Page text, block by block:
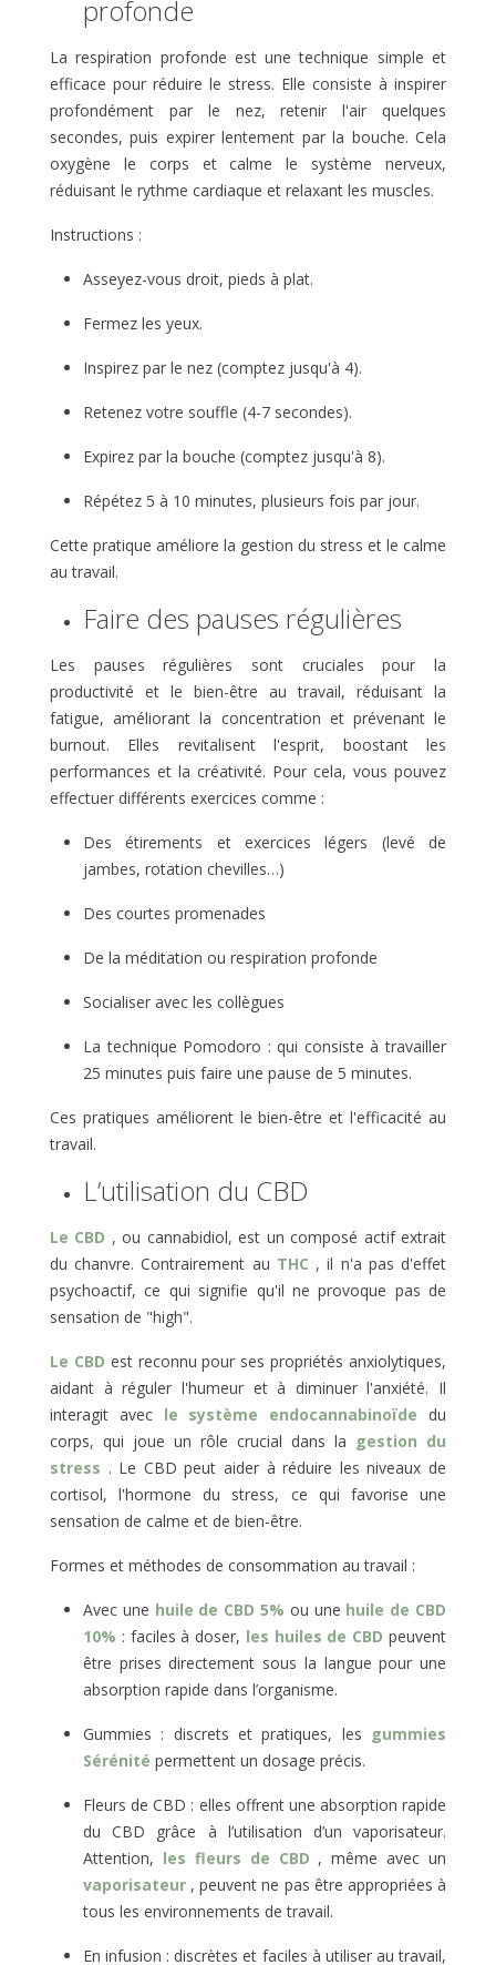
profonde
La respiration profonde est une technique simple et
efficace pour réduire le stress. Elle consiste à inspirer
profondément par le nez, retenir l'air quelques
secondes, puis expirer lentement par la bouche. Cela
oxygène le corps et calme le système nerveux,
réduisant le rythme cardiaque et relaxant les muscles.
Instructions :
Asseyez-vous droit, pieds à plat.
Fermez les yeux.
Inspirez par le nez (comptez jusqu'à 4).
Retenez votre souffle (4-7 secondes).
Expirez par la bouche (comptez jusqu'à 8).
Répétez 5 à 10 minutes, plusieurs fois par jour.
Cette pratique améliore la gestion du stress et le calme
au travail.
Faire des pauses régulières
Les pauses régulières sont cruciales pour la
productivité et le bien-être au travail, réduisant la
fatigue, améliorant la concentration et prévenant le
burnout. Elles revitalisent l'esprit, boostant les
performances et la créativité. Pour cela, vous pouvez
effectuer différents exercices comme :
Des étirements et exercices légers (levé de
jambes, rotation chevilles…)
Des courtes promenades
De la méditation ou respiration profonde
Socialiser avec les collègues
La technique Pomodoro : qui consiste à travailler
25 minutes puis faire une pause de 5 minutes.
Ces pratiques améliorent le bien-être et l'efficacité au
travail.
L’utilisation du CBD
Le CBD , ou cannabidiol, est un composé actif extrait
du chanvre. Contrairement au THC , il n'a pas d'effet
psychoactif, ce qui signifie qu'il ne provoque pas de
sensation de "high".
Le CBD est reconnu pour ses propriétés anxiolytiques,
aidant à réguler l'humeur et à diminuer l'anxiété. Il
interagit avec le système endocannabinoïde
du
corps, qui joue un rôle crucial dans la gestion du
stress . Le CBD peut aider à réduire les niveaux de
cortisol, l'hormone du stress, ce qui favorise une
sensation de calme et de bien-être.
Formes et méthodes de consommation au travail :
Avec une huile de CBD 5% ou une huile de CBD
10% : faciles à doser, les huiles de CBD peuvent
être prises directement sous la langue pour une
absorption rapide dans l’organisme.
Gummies : discrets et pratiques, les gummies
Sérénité permettent un dosage précis.
Fleurs de CBD : elles offrent une absorption rapide
du CBD grâce à l’utilisation d’un vaporisateur.
Attention, les fleurs de CBD , même avec un
vaporisateur , peuvent ne pas être appropriées à
tous les environnements de travail.
En infusion : discrètes et faciles à utiliser au travail,